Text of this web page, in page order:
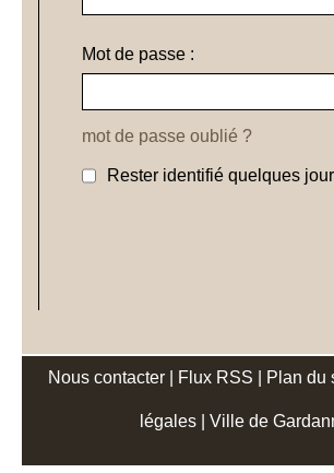
Mot de passe :
mot de passe oublié ?
Rester identifié quelques
Nous contacter Flux RSS Plan du
légales Ville de